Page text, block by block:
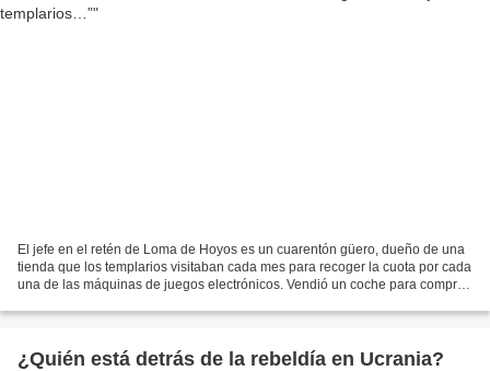
El jefe en el retén de Loma de Hoyos es un cuarentón güero, dueño de una
tienda que los templarios visitaban cada mes para recoger la cuota por cada
una de las máquinas de juegos electrónicos. Vendió un coche para comprar
¿Quién está detrás de la rebeldía en Ucrania?